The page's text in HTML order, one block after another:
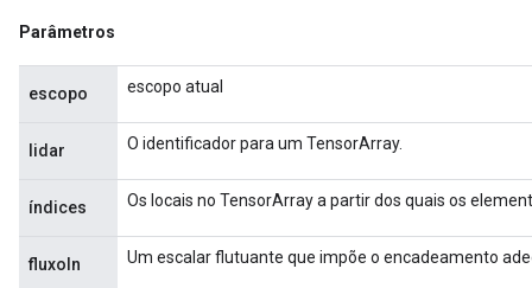
Parâmetros
escopo escopo atual
lidar O identificador para um TensorArray.
índices Os locais no TensorArray a partir dos quais os
fluxoIn Um escalar flutuante que impõe o encadeamento